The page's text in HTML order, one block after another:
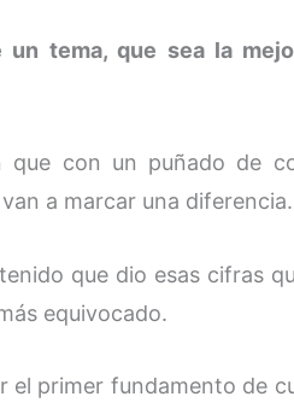
tema, que sea la
que con un puñado de
a marcar una diferencia.
que dio esas cifras
equivocado.
el primer fundamento de